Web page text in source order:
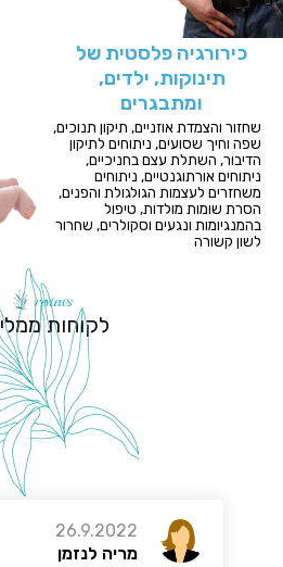
כירורגיה פלסטית של
תינוקות, ילדים,
ומתבגרים
שחזור והצמדת אוזניים, תיקון תנוכים,
שפה וחיך שסועים, ניתוחים לתיקון
הדיבור, השתלת עצם בחניכיים,
ניתוחים אורתוגנטיים, ניתוחים
משחזרים לעצמות הגולגולת והפנים,
הסרת שומות מולדות, טיפול
בהמנגיומות ונגעים וסקולרים, שחרור
לשון קשורה
reviews
לקוחות
26.9.2022
מריה לנזמן